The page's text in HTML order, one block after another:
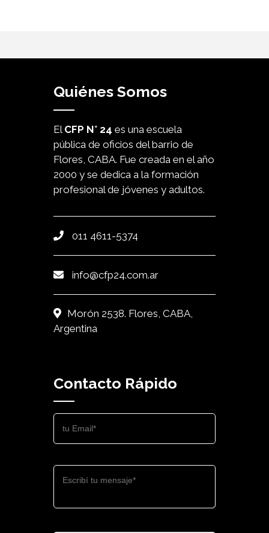
Quiénes Somos
El CFP N° 24 es una escuela
pública de oficios del barrio de
Flores, CABA. Fue creada en el año
2000 y se dedica a la formación
profesional de jóvenes y adultos.
011 4611-5374
info@cfp24.com.ar
Morón 2538. Flores, CABA,
Argentina
Contacto Rápido